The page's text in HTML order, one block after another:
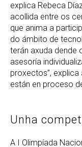
explica Rebeca
acollida entre os
que anima a
do ámbito de
terán axuda dende
asesoría
proxectos”, explica
están en proceso
Unha
A I Olimpíada